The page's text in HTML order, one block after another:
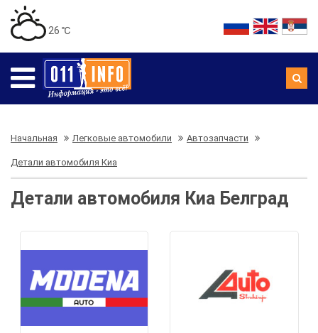
26 ℃
Начальная Легковые автомобили Автозапчасти
Детали автомобиля Киа
Детали автомобиля Киа Белград